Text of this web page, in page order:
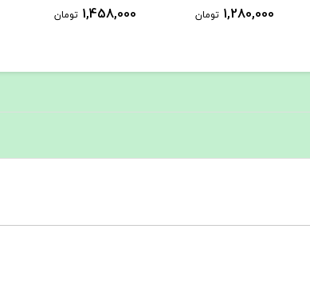
1,280,000 تومان 1,458,000 تومان